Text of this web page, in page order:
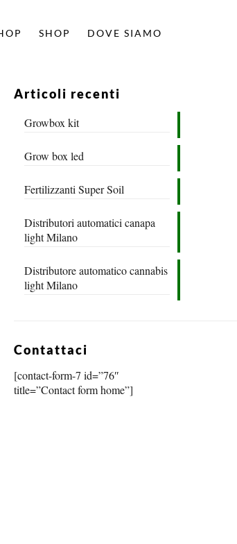
SHOP DOVE SIAMO
Articoli recenti
Growbox kit
Grow box led
Fertilizzanti Super Soil
Distributori automatici canapa
light Milano
Distributore automatico cannabis
light Milano
Contattaci
[contact-form-7 id=”76″
title=”Contact form home”]